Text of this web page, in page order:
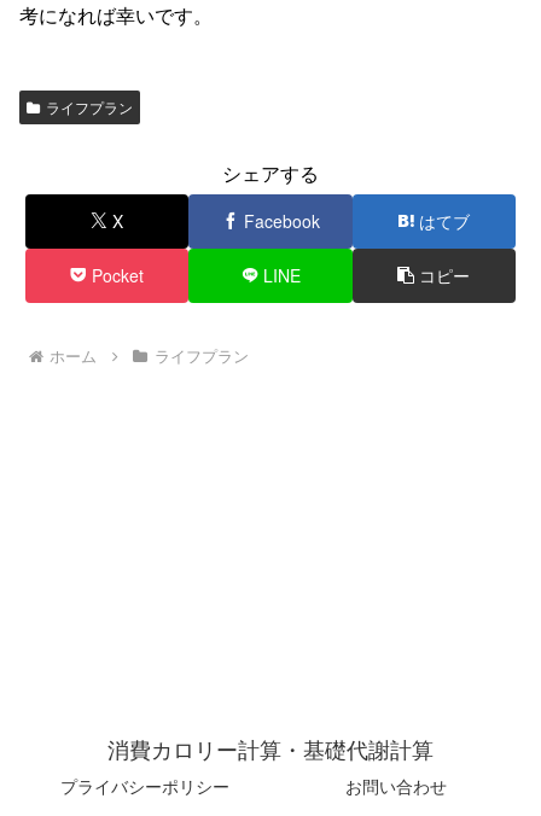
考になれば幸いです。
ライフプラン
シェアする
X Facebook はてブ
Pocket LINE コピー
ホーム ライフプラン
消費カロリー計算・基礎代謝計算
プライバシーポリシー
お問い合わせ